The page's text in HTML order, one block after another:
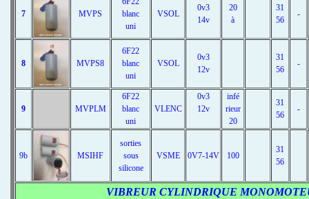
7 MVPS
blanc
uni
VSOL
0v3
14v
20
à
31
56
-
8 MVPS8
6F22
blanc
uni
VSOL
0v3
12v
31
56
-
9 MVPLM
6F22
blanc
uni
VLENC
0v3
12v
infé
rieur
20
31
56
-
9b MSIHF
sorties
sous
silicone
VSME 0V7-14V 100
31
56
VIBREUR CYLINDRIQUE